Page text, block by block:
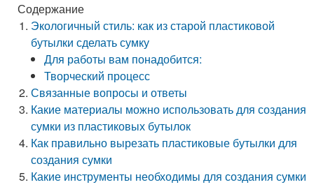
Содержание
Экологичный стиль: как из старой пластиковой
бутылки сделать сумку
Для работы вам понадобится:
Творческий процесс
Связанные вопросы и ответы
Какие материалы можно использовать для создания
сумки из пластиковых бутылок
Как правильно вырезать пластиковые бутылки для
создания сумки
Какие инструменты необходимы для создания сумки